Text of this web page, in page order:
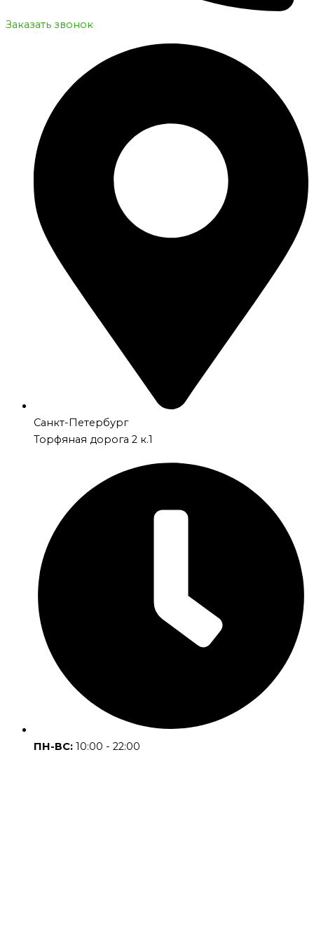
Заказать звонок
Санкт-Петербург
Торфяная дорога 2 к.1
ПН-ВС: 10:00 - 22:00